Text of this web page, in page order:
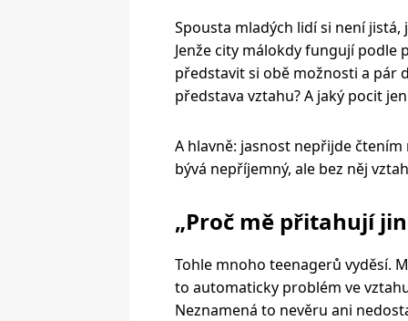
Spousta mladých lidí si není
Jenže city málokdy fungují podle
představit si obě možnosti a pár
představa vztahu? A jaký pocit
A hlavně: jasnost nepřijde
bývá nepříjemný, ale bez něj
„Proč mě přitahují
Tohle mnoho teenagerů vyděsí.
to automaticky problém ve
Neznamená to nevěru ani